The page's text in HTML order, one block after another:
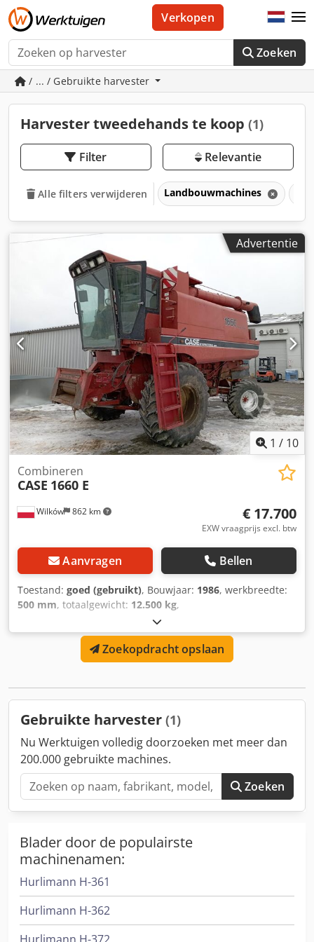
Zoeken
Verkopen
/ ... / Gebruikte harvester
Harvester tweedehands te koop (1)
Filter Relevantie
Alle filters verwijderen Landbouwmachines
Advertentie
1 / 10
Wilków 862 km
Combineren
CASE 1660 E
€ 17.700
EXW vraagprijs excl. btw
Aanvragen Bellen
Toestand: goed (gebruikt), Bouwjaar: 1986, werkbreedte:
500 mm, totaalgewicht: 12.500 kg,
017128
stroming Merk: Case IH Model: 1660 Dsdpfx Aajvr Dxpoijkr
Jaar: 1987 Bedrijfsuren: 3.300 uur Sectiebreedte: 5,00 m
Verschillende soorten apparatuur: strohakselaar,
Zoekopdracht opslaan
Gebruikte harvester (1)
Nu Werktuigen volledig doorzoeken met meer dan
200.000 gebruikte machines.
Zoeken
Blader door de populairste
machinenamen:
Hurlimann H-361
Hurlimann H-362